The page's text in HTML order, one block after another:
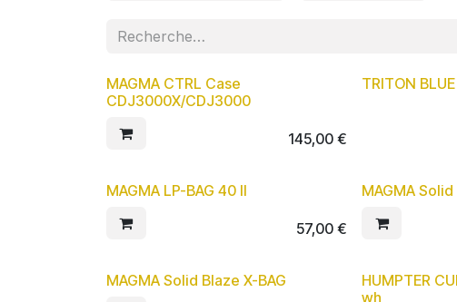
MAGMA CTRL Case
CDJ3000X/CDJ3000
145,00 €
TRITON
MAGMA LP-BAG 40 II
57,00 €
MAGMA
MAGMA Solid Blaze X-BAG
HUMPTER
wh